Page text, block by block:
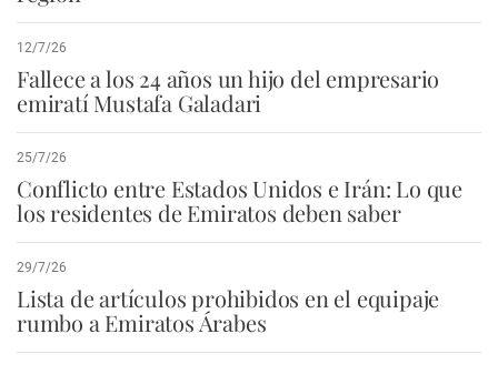
12/7/26
Fallece a los 24 años un hijo del empresario
emiratí Mustafa Galadari
25/7/26
Conflicto entre Estados Unidos e Irán: Lo que
los residentes de Emiratos deben saber
29/7/26
Lista de artículos prohibidos en el equipaje
rumbo a Emiratos Árabes